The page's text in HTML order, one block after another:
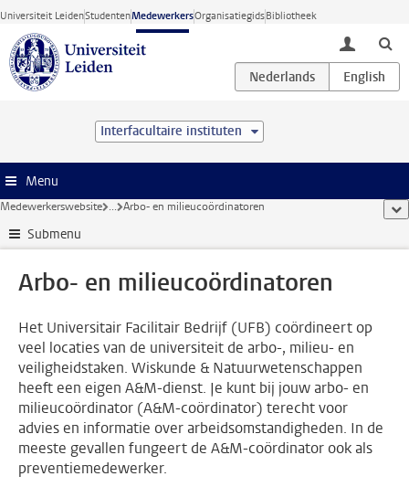
Ga direct naar de inhoud
Universiteit LeidenStudentenMedewerkersOrganisatiegidsBibliotheek
toggle
Interfacultaire instituten
Menu
Medewerkerswebsite ... Arbo- en milieucoördinatoren
Submenu
Arbo- en milieucoördinatoren
Het Universitair Facilitair Bedrijf (UFB) coördineert op
veel locaties van de universiteit de arbo-, milieu- en
veiligheidstaken. Wiskunde & Natuurwetenschappen
heeft een eigen A&M-dienst. Je kunt bij jouw arbo- en
milieucoördinator (A&M-coördinator) terecht voor
advies en informatie over arbeidsomstandigheden. In de
meeste gevallen fungeert de A&M-coördinator ook als
preventiemedewerker.